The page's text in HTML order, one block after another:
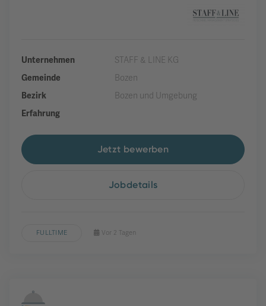
Unternehmen
STAFF & LINE KG
Gemeinde
Bozen
Bezirk
Bozen und Umgebung
Erfahrung
Jetzt bewerben
Jobdetails
FULLTIME Vor 2 Tagen